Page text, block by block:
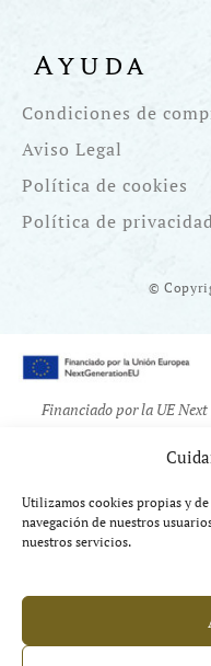
Utilizamos cookies propias y
navegación de nuestros
nuestros servicios.
Ayuda
Condiciones de
Aviso Legal
Política de cookies
Política de
©
Financiado por la UE